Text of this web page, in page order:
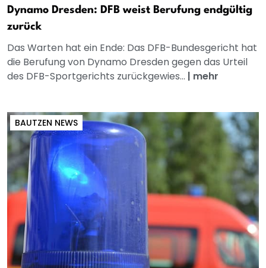
Dynamo Dresden: DFB weist Berufung endgültig
zurück
Das Warten hat ein Ende: Das DFB-Bundesgericht hat
die Berufung von Dynamo Dresden gegen das Urteil
des DFB-Sportgerichts zurückgewies... | mehr
BAUTZEN NEWS